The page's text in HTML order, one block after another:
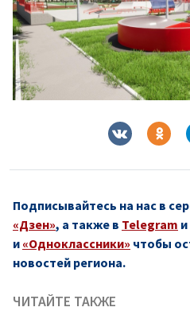
Подписывайтесь на нас в
«Дзен», а также в Telegram
и «Одноклассники» чтобы
новостей региона.
ЧИТАЙТЕ ТАКЖЕ